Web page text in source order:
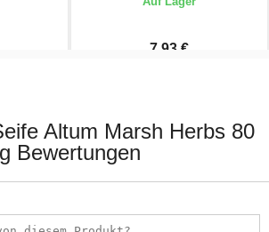
7,93 €
Altum Marsh Herbs 80
g Bewertungen